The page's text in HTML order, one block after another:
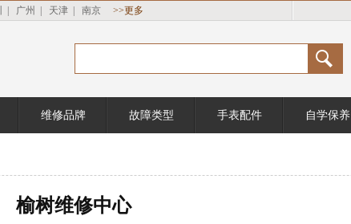
广州 天津 南京 >>更多
维修品牌 故障类型 手表配件 自学保养
榆树维修中心